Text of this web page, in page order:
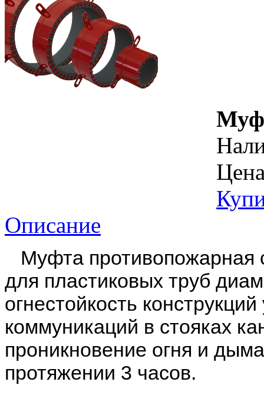
Описание
Муфта
для пластиковых труб
огнестойкость
коммуникаций в стояках
проникновение огня и
протяжении 3 часов.